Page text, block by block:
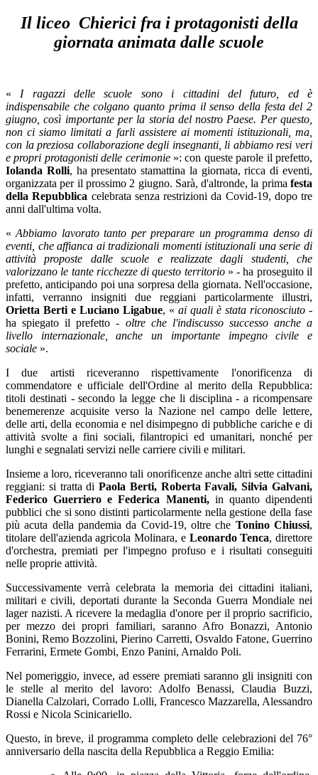
Il liceo Chierici fra i protagonisti della
giornata animata dalle scuole
« I ragazzi delle scuole sono i cittadini del futuro, ed è
indispensabile che colgano quanto prima il senso della festa del 2
giugno, così importante per la storia del nostro Paese. Per questo,
non ci siamo limitati a farli assistere ai momenti istituzionali, ma,
con la preziosa collaborazione degli insegnanti, li abbiamo resi veri
e propri protagonisti delle cerimonie »: con queste parole il prefetto,
Iolanda Rolli, ha presentato stamattina la giornata, ricca di eventi,
organizzata per il prossimo 2 giugno. Sarà, d'altronde, la prima festa
della Repubblica celebrata senza restrizioni da Covid-19, dopo tre
anni dall'ultima volta.
«Abbiamo lavorato tanto per preparare un programma denso di
eventi, che affianca ai tradizionali momenti istituzionali una serie di
attività proposte dalle scuole e realizzate dagli studenti, che
valorizzano le tante ricchezze di questo territorio » - ha proseguito il
prefetto, anticipando poi una sorpresa della giornata. Nell'occasione,
infatti, verranno insigniti due reggiani particolarmente illustri,
Orietta Berti e Luciano Ligabue, « ai quali è stata riconosciuto -
ha spiegato il prefetto - oltre che l'indiscusso successo anche a
livello internazionale, anche un importante impegno civile e
sociale ».
I due artisti riceveranno rispettivamente l'onorificenza di
commendatore e ufficiale dell'Ordine al merito della Repubblica:
titoli destinati - secondo la legge che li disciplina - a ricompensare
benemerenze acquisite verso la Nazione nel campo delle lettere,
delle arti, della economia e nel disimpegno di pubbliche cariche e di
attività svolte a fini sociali, filantropici ed umanitari, nonché per
lunghi e segnalati servizi nelle carriere civili e militari.
Insieme a loro, riceveranno tali onorificenze anche altri sette cittadini
reggiani: si tratta diPaola Berti, Roberta Favali, Silvia Galvani,
Federico Guerriero e Federica Manenti,in quanto dipendenti
pubblici che si sono distinti particolarmente nella gestione della fase
più acuta della pandemia da Covid-19, oltre che Tonino Chiussi,
titolare dell'azienda agricola Molinara, e Leonardo Tenca, direttore
d'orchestra, premiati per l'impegno profuso e i risultati conseguiti
nelle proprie attività.
Successivamente verrà celebrata la memoria dei cittadini italiani,
militari e civili, deportati durante la Seconda Guerra Mondiale nei
lager nazisti. A ricevere la medaglia d'onore per il proprio sacrificio,
per mezzo dei propri familiari, saranno Afro Bonazzi, Antonio
Bonini, Remo Bozzolini, Pierino Carretti, Osvaldo Fatone, Guerrino
Ferrarini, Ermete Gombi, Enzo Panini, Arnaldo Poli.
Nel pomeriggio, invece, ad essere premiati saranno gli insigniti con
le stelle al merito del lavoro: Adolfo Benassi, Claudia Buzzi,
Dianella Calzolari, Corrado Lolli, Francesco Mazzarella, Alessandro
Rossi e Nicola Scinicariello.
Questo, in breve, il programma completo delle celebrazioni del 76°
anniversario della nascita della Repubblica a Reggio Emilia: